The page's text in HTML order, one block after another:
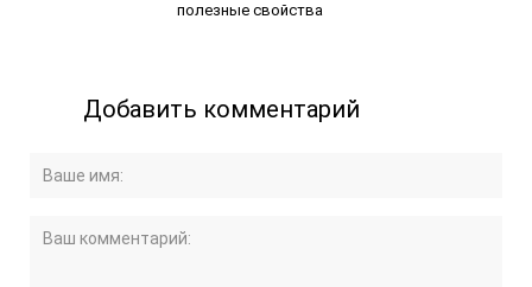
полезные свойства
Добавить комментарий